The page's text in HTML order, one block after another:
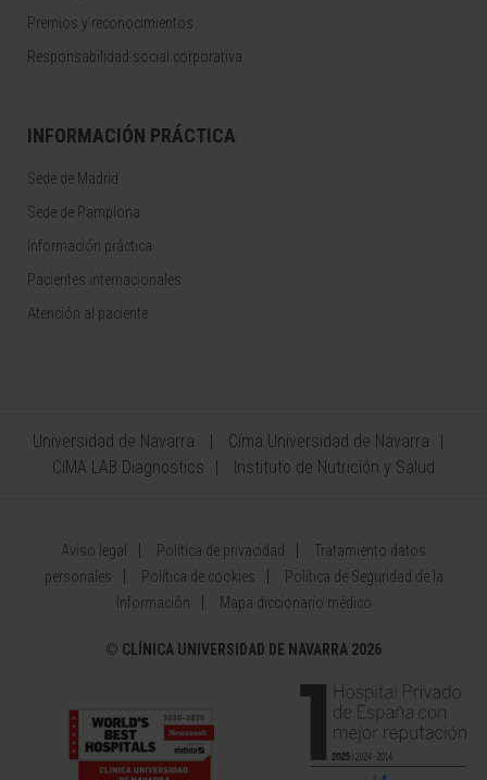
Premios y reconocimientos
Responsabilidad social corporativa
INFORMACIÓN PRÁCTICA
Sede de Madrid
Sede de Pamplona
Información práctica
Pacientes internacionales
Atención al paciente
Universidad de Navarra
Cima Universidad de Navarra
CIMA LAB Diagnostics
Instituto de Nutrición y Salud
Aviso legal Política de privacidad
Tratamiento datos
personales
Política de cookies
Política de Seguridad de la
Información
Mapa diccionario médico
© CLÍNICA UNIVERSIDAD DE NAVARRA 2026